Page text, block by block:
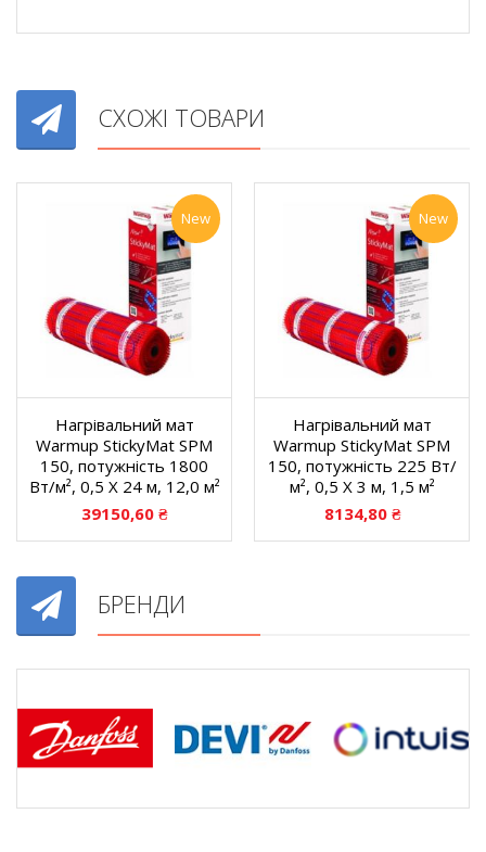
СХОЖІ ТОВАРИ
New
Нагрівальний мат
Warmup StickyMat SPM
150, потужність 1800
Вт/м², 0,5 X 24 м, 12,0 м²
39150,60 ₴
New
Нагрівальний мат
Warmup StickyMat SPM
150, потужність 225 Вт/
м², 0,5 X 3 м, 1,5 м²
8134,80 ₴
БРЕНДИ